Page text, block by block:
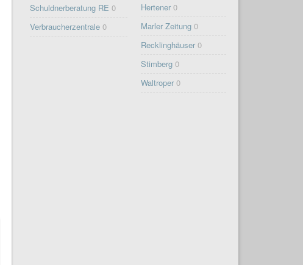
Schuldnerberatung RE 0
Verbraucherzentrale 0
Hertener 0
Marler Zeitung 0
Recklinghäuser 0
Stimberg 0
Waltroper 0